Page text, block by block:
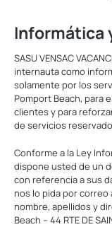
Informática
SASU VENSAC
internauta como
solamente por los
Pomport Beach, para
clientes y para
de servicios
Conforme a la Ley
dispone usted de un
con referencia a sus
nos lo pida por
nombre, apellidos y
Beach – 44 RTE DE